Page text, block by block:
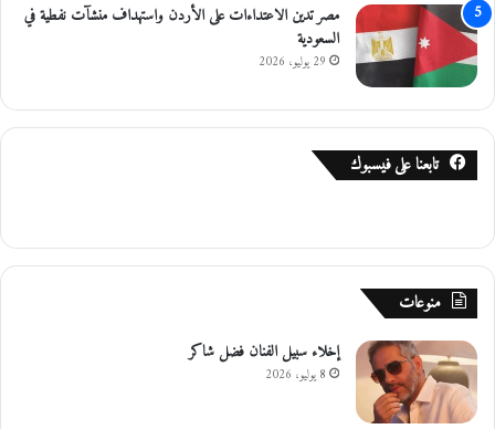
مصر تدين الاعتداءات على الأردن واستهداف منشآت نفطية في
السعودية
29 يوليو، 2026
تابعنا على فيسبوك
منوعات
إخلاء سبيل الفنان فضل شاكر
8 يوليو، 2026